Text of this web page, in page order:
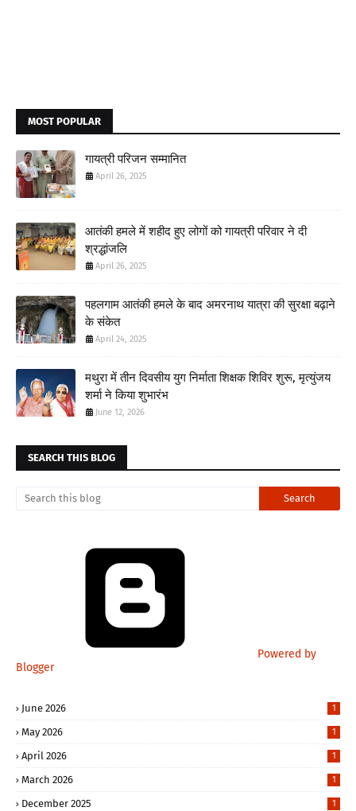
MOST POPULAR
गायत्री परिजन सम्मानित
April 26, 2025
आतंकी हमले में शहीद हुए लोगों को गायत्री परिवार ने दी
श्रद्धांजलि
April 26, 2025
पहलगाम आतंकी हमले के बाद अमरनाथ यात्रा की सुरक्षा बढ़ाने
के संकेत
April 24, 2025
मथुरा में तीन दिवसीय युग निर्माता शिक्षक शिविर शुरू, मृत्युंजय
शर्मा ने किया शुभारंभ
June 12, 2026
SEARCH THIS BLOG
Powered by
Blogger
June 2026 1
May 2026 1
April 2026 1
March 2026 1
December 2025 1